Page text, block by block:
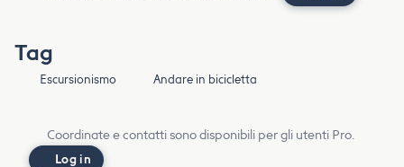
Tag
Escursionismo Andare in bicicletta
Coordinate e contatti sono disponibili per gli utenti Pro.
Log in